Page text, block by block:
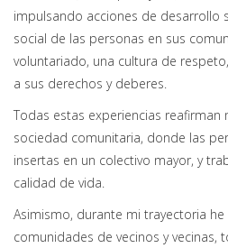
impulsando acciones de desarrollo
social de las personas en sus
voluntariado, una cultura de
a sus derechos y deberes.
Todas estas experiencias reafirman
sociedad comunitaria, donde las
insertas en un colectivo mayor, y
calidad de vida.
Asimismo, durante mi trayectoria
comunidades de vecinos y vecinas,